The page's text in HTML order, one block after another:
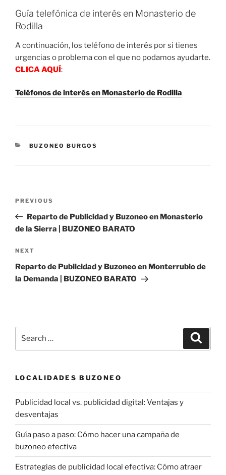
Guía telefónica de interés en Monasterio de
Rodilla
A continuación, los teléfono de interés por si tienes
urgencias o problema con el que no podamos ayudarte.
CLICA AQUÍ:
Teléfonos de interés en Monasterio de Rodilla
CATEGORIES
BUZONEO BURGOS
Previous
Post
PREVIOUS
Reparto de Publicidad y Buzoneo en Monasterio
de la Sierra | BUZONEO BARATO
Next
Post
NEXT
Reparto de Publicidad y Buzoneo en Monterrubio de
la Demanda | BUZONEO BARATO
LOCALIDADES BUZONEO
Publicidad local vs. publicidad digital: Ventajas y
desventajas
Guía paso a paso: Cómo hacer una campaña de
buzoneo efectiva
Estrategias de publicidad local efectiva: Cómo atraer